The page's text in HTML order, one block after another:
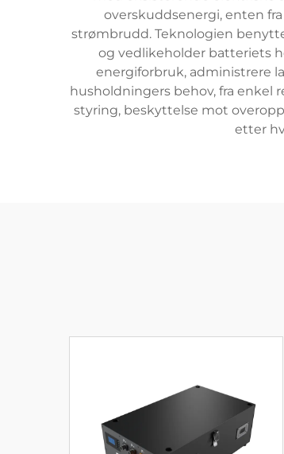
overskuddsenergi, enten
strømbrudd. Teknologien
og vedlikeholder batteriets
energiforbruk, administrere
husholdningers behov, fra enkel
styring, beskyttelse mot
etter